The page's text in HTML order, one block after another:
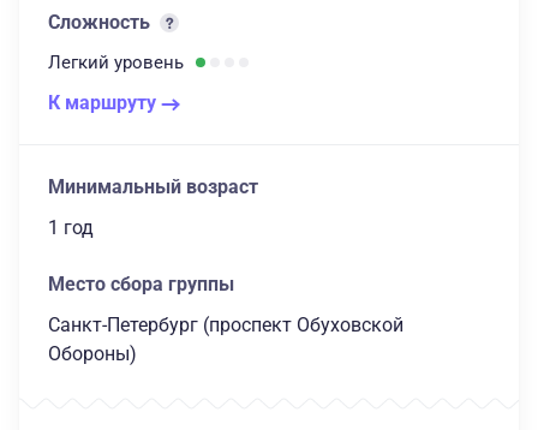
Сложность
Легкий уровень
К маршруту
Минимальный возраст
1 год
Место сбора группы
Санкт-Петербург (проспект Обуховской
Обороны)